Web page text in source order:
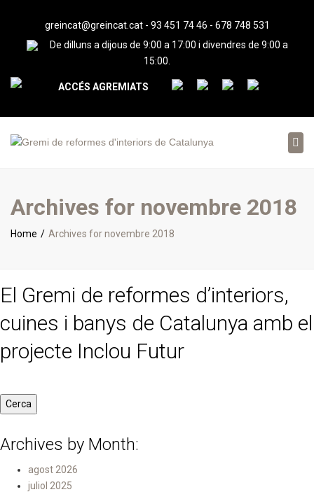
greincat@greincat.cat- 93 451 74 46 - 678 748 531
De dilluns a dijous de 9:00 a 17:00 i divendres de 9:00 a
15:00.
ACCÉS AGREMIATS
Archives for novembre 2018
Home Archives for novembre 2018
El Gremi de reformes d’interiors,
cuines i banys de Catalunya amb el
projecte Inclou Futur
Archives by Month:
agost 2026
juliol 2025